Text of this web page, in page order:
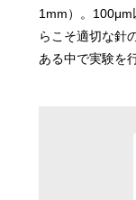
1mm）。100μm
らこそ適切な針
ある中で実験を